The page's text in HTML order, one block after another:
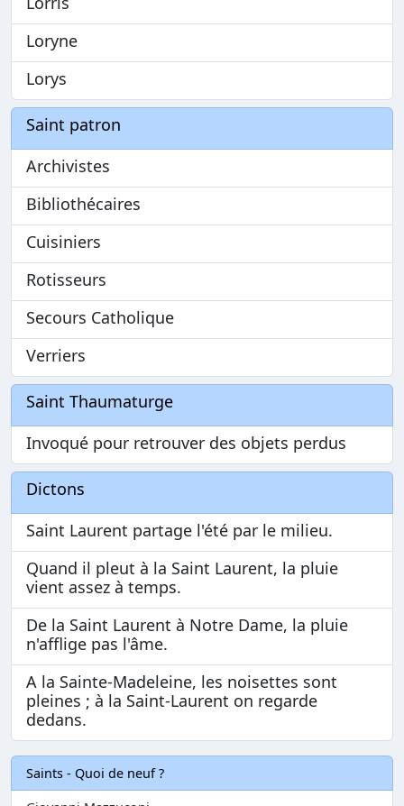
Loryne
Lorys
Saint patron
Archivistes
Bibliothécaires
Cuisiniers
Rotisseurs
Secours Catholique
Verriers
Saint Thaumaturge
Invoqué pour retrouver des objets perdus
Dictons
Saint Laurent partage l'été par le milieu.
Quand il pleut à la Saint Laurent, la pluie
vient assez à temps.
De la Saint Laurent à Notre Dame, la pluie
n'afflige pas l'âme.
A la Sainte-Madeleine, les noisettes sont
pleines ; à la Saint-Laurent on regarde
dedans.
Saints - Quoi de neuf ?